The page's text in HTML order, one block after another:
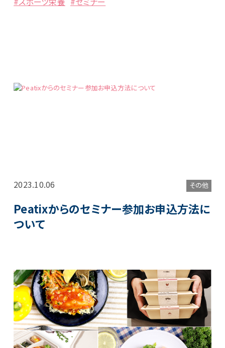
2023.10.06 その他
Peatixからのセミナー参加お申込方法に
ついて